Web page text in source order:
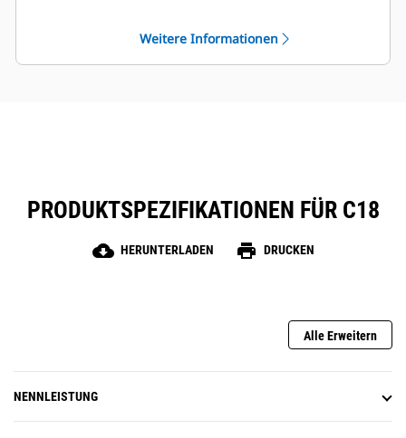
Weitere Informationen
PRODUKTSPEZIFIKATIONEN FÜR C18
cloud_download HERUNTERLADEN print DRUCKEN
Alle Erweitern
NENNLEISTUNG